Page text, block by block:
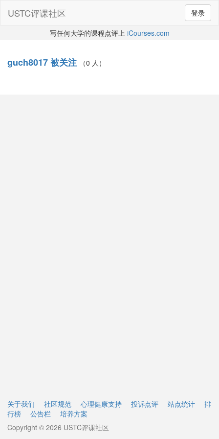
登录
USTC评课社区
写任何大学的课程点评上 iCourses.com
guch8017 被关注 （0 人）
关于我们 社区规范 心理健康支持 投诉点评 站点统计
排
行榜
公告栏
培养方案
Copyright © 2026 USTC评课社区